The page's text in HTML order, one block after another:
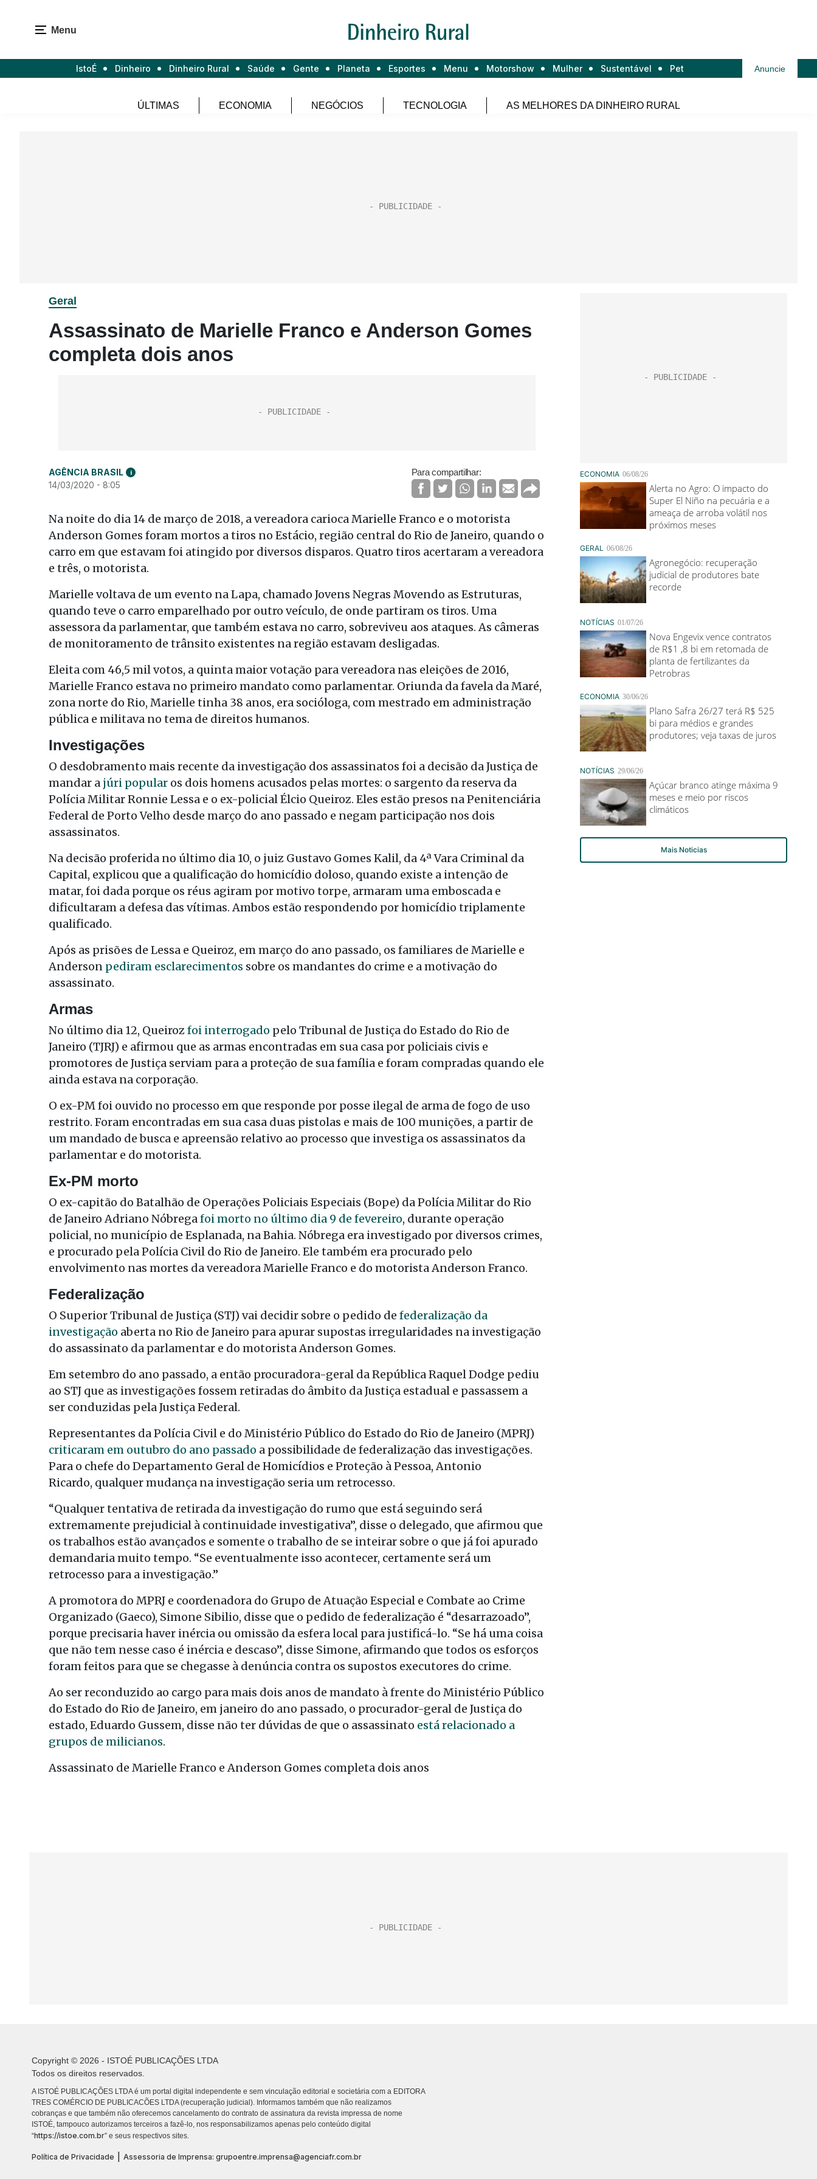
Menu
IstoÉ Dinheiro Dinheiro Rural Saúde Gente Planeta Esportes Menu Motorshow Mulher Sustentável Pet Anuncie
ÚLTIMAS ECONOMIA NEGÓCIOS TECNOLOGIA AS MELHORES DA DINHEIRO RURAL
Geral
Assassinato de Marielle Franco e Anderson Gomes
completa dois anos
AGÊNCIA BRASIL i
14/03/2020 - 8:05
Para compartilhar:
Na noite do dia 14 de março de 2018, a vereadora carioca Marielle Franco e o motorista
Anderson Gomes foram mortos a tiros no Estácio, região central do Rio de Janeiro, quando o
carro em que estavam foi atingido por diversos disparos. Quatro tiros acertaram a vereadora
e três, o motorista.
Marielle voltava de um evento na Lapa, chamado Jovens Negras Movendo as Estruturas,
quando teve o carro emparelhado por outro veículo, de onde partiram os tiros. Uma
assessora da parlamentar, que também estava no carro, sobreviveu aos ataques. As câmeras
de monitoramento de trânsito existentes na região estavam desligadas.
Eleita com 46,5 mil votos, a quinta maior votação para vereadora nas eleições de 2016,
Marielle Franco estava no primeiro mandato como parlamentar. Oriunda da favela da Maré,
zona norte do Rio, Marielle tinha 38 anos, era socióloga, com mestrado em administração
pública e militava no tema de direitos humanos.
Investigações
O desdobramento mais recente da investigação dos assassinatos foi a decisão da Justiça de
mandar a júri popular os dois homens acusados pelas mortes: o sargento da reserva da
Polícia Militar Ronnie Lessa e o ex-policial Élcio Queiroz. Eles estão presos na Penitenciária
Federal de Porto Velho desde março do ano passado e negam participação nos dois
assassinatos.
Na decisão proferida no último dia 10, o juiz Gustavo Gomes Kalil, da 4ª Vara Criminal da
Capital, explicou que a qualificação do homicídio doloso, quando existe a intenção de
matar, foi dada porque os réus agiram por motivo torpe, armaram uma emboscada e
dificultaram a defesa das vítimas. Ambos estão respondendo por homicídio triplamente
qualificado.
Após as prisões de Lessa e Queiroz, em março do ano passado, os familiares de Marielle e
Anderson pediram esclarecimentos sobre os mandantes do crime e a motivação do
assassinato.
Armas
No último dia 12, Queirozfoi interrogado pelo Tribunal de Justiça do Estado do Rio de
Janeiro (TJRJ) e afirmou que as armas encontradas em sua casa por policiais civis e
promotores de Justiça serviam para a proteção de sua família e foram compradas quando ele
ainda estava na corporação.
O ex-PM foi ouvido no processo em que responde por posse ilegal de arma de fogo de uso
restrito. Foram encontradas em sua casa duas pistolas e mais de 100 munições, a partir de
um mandado de busca e apreensão relativo ao processo que investiga os assassinatos da
parlamentar e do motorista.
Ex-PM morto
O ex-capitão do Batalhão de Operações Policiais Especiais (Bope) da Polícia Militar do Rio
de Janeiro Adriano Nóbregafoi morto no último dia 9 de fevereiro, durante operação
policial, no município de Esplanada, na Bahia. Nóbrega era investigado por diversos crimes,
e procurado pela Polícia Civil do Rio de Janeiro. Ele também era procurado pelo
envolvimento nas mortes da vereadora Marielle Franco e do motorista Anderson Franco.
Federalização
O Superior Tribunal de Justiça (STJ) vai decidir sobre o pedido de federalização da
investigação aberta no Rio de Janeiro para apurar supostas irregularidades na investigação
do assassinato da parlamentar e do motorista Anderson Gomes.
Em setembro do ano passado, a então procuradora-geral da República Raquel Dodge pediu
ao STJ que as investigações fossem retiradas do âmbito da Justiça estadual e passassem a
ser conduzidas pela Justiça Federal.
Representantes da Polícia Civil e do Ministério Público do Estado do Rio de Janeiro (MPRJ)
criticaram em outubro do ano passado a possibilidade de federalização das investigações.
Para o chefe do Departamento Geral de Homicídios e Proteção à Pessoa, Antonio
Ricardo, qualquer mudança na investigação seria um retrocesso.
“Qualquer tentativa de retirada da investigação do rumo que está seguindo será
extremamente prejudicial à continuidade investigativa”, disse o delegado, que afirmou que
os trabalhos estão avançados e somente o trabalho de se inteirar sobre o que já foi apurado
demandaria muito tempo. “Se eventualmente isso acontecer, certamente será um
retrocesso para a investigação.”
A promotora do MPRJ e coordenadora do Grupo de Atuação Especial e Combate ao Crime
Organizado (Gaeco), Simone Sibilio, disse que o pedido de federalização é “desarrazoado”,
porque precisaria haver inércia ou omissão da esfera local para justificá-lo. “Se há uma coisa
que não tem nesse caso é inércia e descaso”, disse Simone, afirmando que todos os esforços
foram feitos para que se chegasse à denúncia contra os supostos executores do crime.
Ao ser reconduzido ao cargo para mais dois anos de mandato à frente do Ministério Público
do Estado do Rio de Janeiro, em janeiro do ano passado, o procurador-geral de Justiça do
estado, Eduardo Gussem, disse não ter dúvidas de que o assassinato está relacionado a
grupos de milicianos.
Assassinato de Marielle Franco e Anderson Gomes completa dois anos
Copyright © 2026 - ISTOÉ PUBLICAÇÕES LTDA
Todos os direitos reservados.
A ISTOÉ PUBLICAÇÕES LTDA é um portal digital independente e sem vinculação editorial e societária com a EDITORA
TRES COMÉRCIO DE PUBLICACÕES LTDA (recuperação judicial). Informamos também que não realizamos
cobranças e que também não oferecemos cancelamento do contrato de assinatura da revista impressa de nome
ISTOÉ, tampouco autorizamos terceiros a fazê-lo, nos responsabilizamos apenas pelo conteúdo digital
“https://istoe.com.br” e seus respectivos sites.
Política de Privacidade Assessoria de Imprensa: grupoentre.imprensa@agenciafr.com.br